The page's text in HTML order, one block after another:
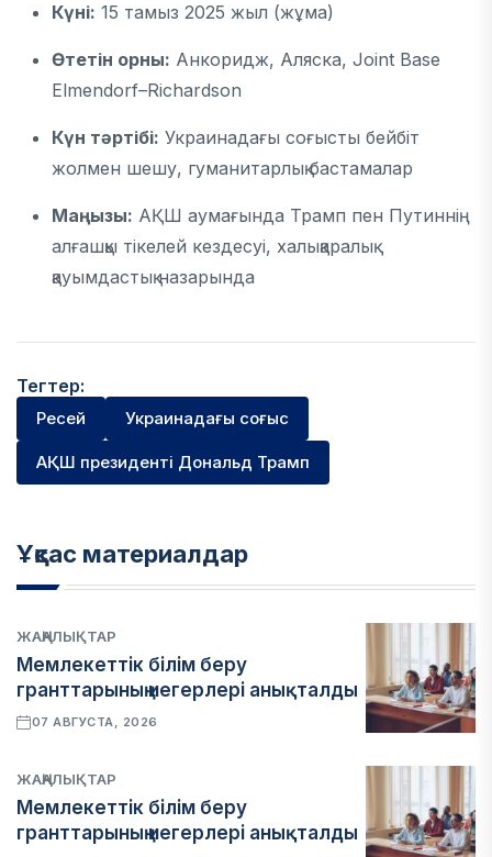
Күні: 15 тамыз 2025 жыл (жұма)
Өтетін орны: Анкоридж, Аляска, Joint Base
Elmendorf–Richardson
Күн тәртібі: Украинадағы соғысты бейбіт
жолмен шешу, гуманитарлық бастамалар
Маңызы: АҚШ аумағында Трамп пен Путиннің
алғашқы тікелей кездесуі, халықаралық
қауымдастық назарында
Тегтер:
Ресей Украинадағы соғыс
АҚШ президенті Дональд Трамп
Ұқсас материалдар
ЖАҢАЛЫҚТАР
Мемлекеттік білім беру
гранттарының иегерлері анықталды
07 АВГУСТА, 2026
ЖАҢАЛЫҚТАР
Мемлекеттік білім беру
гранттарының иегерлері анықталды